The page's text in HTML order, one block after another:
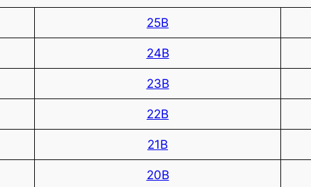
25B
24B
23B
22B
21B
20B